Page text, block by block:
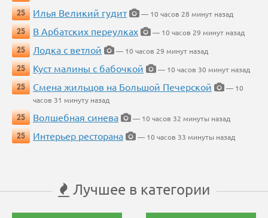
25
Илья Великий гудит
— 10 часов 28 минут назад
25
В Арбатских переулках
— 10 часов 29 минут назад
25
Лодка с ветлой
— 10 часов 29 минут назад
25
Куст малины с бабочкой
— 10 часов 30 минут назад
25
Смена жильцов на Большой Печерской
— 10
часов 31 минуту назад
25
Волшебная синева
— 10 часов 32 минуты назад
25
Интерьер ресторана — 10 часов 33 минуты назад
Лучшее в категории